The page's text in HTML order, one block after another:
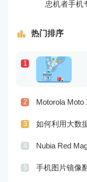
热门排序
1
2
3 如何利用大数
4
5 手机图片镜像